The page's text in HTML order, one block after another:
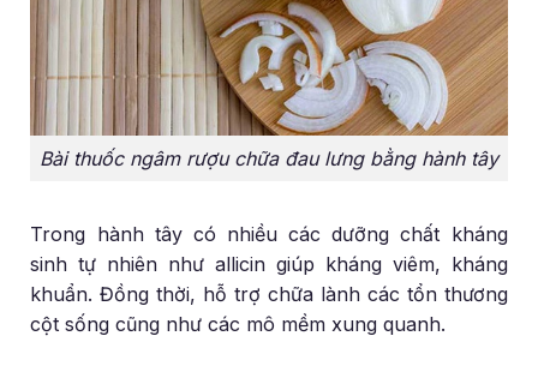
Bài thuốc ngâm rượu chữa đau lưng bằng hành tây
Trong hành tây có nhiều các dưỡng chất kháng
sinh tự nhiên như allicin giúp kháng viêm, kháng
khuẩn. Đồng thời, hỗ trợ chữa lành các tổn thương
cột sống cũng như các mô mềm xung quanh.